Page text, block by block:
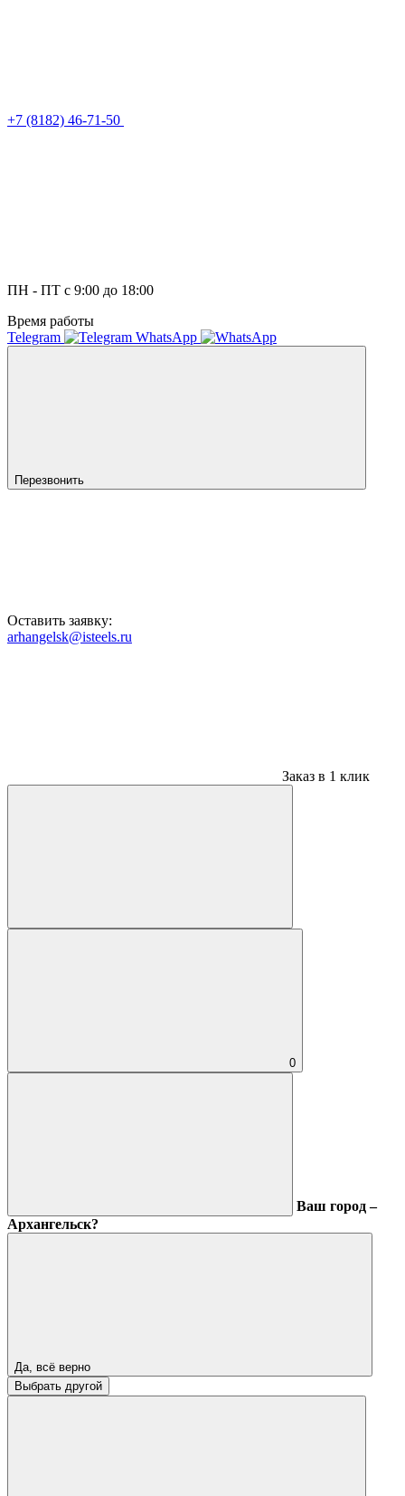
+7 (8182) 46-71-50
ПН - ПТ с 9:00 до 18:00
Время работы
Telegram
WhatsApp
Перезвонить
Оставить заявку:
arhangelsk@isteels.ru
Заказ в 1 клик
0
Ваш город –
Архангельск?
Да, всё верно
Выбрать другой